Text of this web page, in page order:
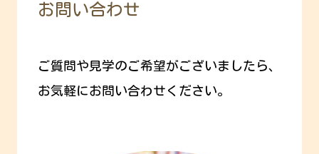
お問い合わせ
ご質問や見学のご希望がございましたら、
お気軽にお問い合わせください。